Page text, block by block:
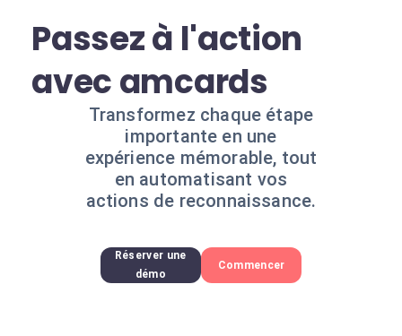
Passez à l'action
avec amcards
Transformez chaque étape
importante en une
expérience mémorable, tout
en automatisant vos
actions de reconnaissance.
Réserver une
démo
Commencer